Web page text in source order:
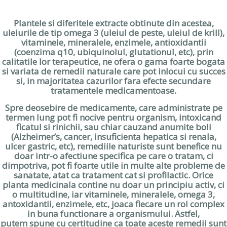
n
i
ț
i
a
l
a
f
o
t
:
8
9
.
0
0
l
e
i
.
u
r
e
n
t
e
e
8
5
.
0
l
e
i
.
Plantele si diferitele extracte obtinute din acestea,
uleiurile de tip omega 3 (uleiul de peste, uleiul de krill),
vitaminele, mineralele, enzimele, antioxidantii
(coenzima q10, ubiquinolul, glutationul, etc), prin
calitatile lor terapeutice, ne ofera o gama foarte bogata
si variata de remedii naturale care pot inlocui cu succes
si, in majoritatea cazurilor fara efecte secundare
tratamentele medicamentoase.
Spre deosebire de medicamente, care administrate pe
termen lung pot fi nocive pentru organism, intoxicand
ficatul si rinichii, sau chiar cauzand anumite boli
(Alzheimer’s, cancer, insuficienta hepatica si renala,
ulcer gastric, etc), remediile naturiste sunt benefice nu
doar intr-o afectiune specifica pe care o tratam, ci
dimpotriva, pot fi foarte utile in multe alte probleme de
sanatate, atat ca tratament cat si profilactic. Orice
planta medicinala contine nu doar un principiu activ, ci
o multitudine, iar vitaminele, mineralele, omega 3,
antoxidantii, enzimele, etc, joaca fiecare un rol complex
in buna functionare a organismului. Astfel,
putem spune cu certitudine ca toate aceste remedii sunt